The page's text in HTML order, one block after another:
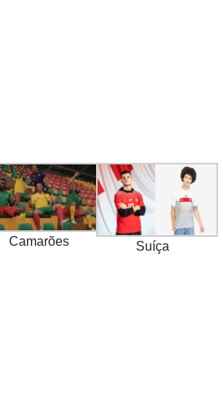
Camarões Suíça